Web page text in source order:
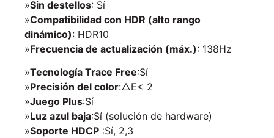
»Sin destellos: Sí
»Compatibilidad con HDR (alto rango
dinámico): HDR10
»Frecuencia de actualización (máx.): 138Hz
»Tecnología Trace Free:Sí
»Precisión del color:△E< 2
»Juego Plus:Sí
»Luz azul baja:Sí (solución de hardware)
»Soporte HDCP :Sí, 2,3